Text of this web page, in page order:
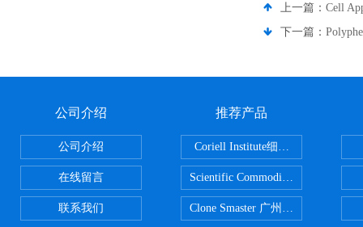
上一篇： Cell
下一篇：
公司介绍
公司介绍
在线留言
联系我们
推荐产品
Scientific CommoditiesPE管 广州
Clone Smaster 广州鸿程代理